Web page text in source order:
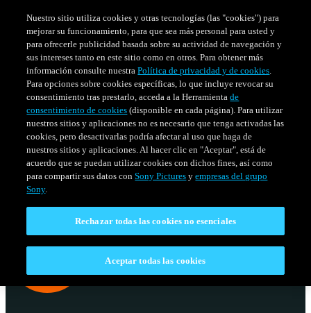
SERIESHORARIO
Venezuela
Nuestro sitio utiliza cookies y otras tecnologías (las "cookies") para
mejorar su funcionamiento, para que sea más personal para usted y
para ofrecerle publicidad basada sobre su actividad de navegación y
sus intereses tanto en este sitio como en otros. Para obtener más
información consulte nuestraPolítica de privacidad y de cookies.
Para opciones sobre cookies específicas, lo que incluye revocar su
consentimiento tras prestarlo, acceda a la Herramientade
consentimiento de cookies (disponible en cada página). Para utilizar
nuestros sitios y aplicaciones no es necesario que tenga activadas las
cookies, pero desactivarlas podría afectar al uso que haga de
nuestros sitios y aplicaciones. Al hacer clic en "Aceptar", está de
acuerdo que se puedan utilizar cookies con dichos fines, así como
para compartir sus datos conSony Pictures yempresas del grupo
Sony.
Rechazar todas las cookies no esenciales
Aceptar todas las cookies